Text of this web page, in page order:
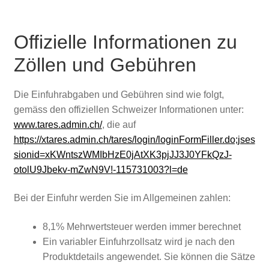
Offizielle Informationen zu
Zöllen und Gebühren
Die Einfuhrabgaben und Gebühren sind wie folgt,
gemäss den offiziellen Schweizer Informationen unter:
www.tares.admin.ch/, die auf
https://xtares.admin.ch/tares/login/loginFormFiller.do;jses
sionid=xKWntszWMIbHzE0jAtXK3pjJJ3J0YFkQzJ-
otolU9Jbekv-mZwN9V!-115731003?l=de
Bei der Einfuhr werden Sie im Allgemeinen zahlen:
8,1% Mehrwertsteuer werden immer berechnet
Ein variabler Einfuhrzollsatz wird je nach den
Produktdetails angewendet. Sie können die Sätze